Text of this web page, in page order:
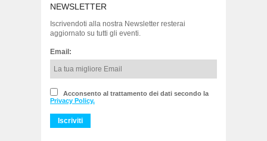
NEWSLETTER
Iscrivendoti alla nostra Newsletter resterai
aggiornato su tutti gli eventi.
Email:
Acconsento al trattamento dei dati secondo la
Privacy Policy.